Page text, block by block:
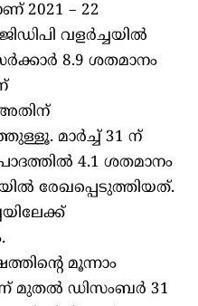
2021 – 22
വളർച്ചയിൽ
8.9 ശതമാനം
അതിന്
മാർച്ച് 31 ന്
4.1 ശതമാനം
രേഖപ്പെടുത്തിയത്.
മൂന്നാം
മുതൽ ഡിസംബർ 31